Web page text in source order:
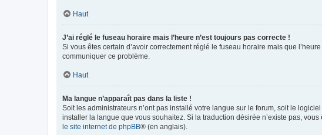
Haut
J’ai réglé le fuseau horaire mais l’heure n’est toujours pas correcte !
Si vous êtes certain d’avoir correctement réglé le fuseau horaire mais que
communiquer ce problème.
Haut
Ma langue n’apparaît pas dans la liste !
Soit les administrateurs n’ont pas installé votre langue sur le forum, soit le
installer la langue que vous souhaitez. Si la traduction désirée n’existe pas,
le site internet de phpBB® (en anglais).